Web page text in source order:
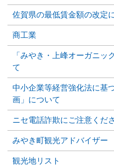
佐賀県の最低賃金額の改定
商工業
「みやき・上峰オーガニッ
て
中小企業等経営強化法に基
画」について
ニセ電話詐欺にご注意くだ
みやき町観光アドバイザー
観光地リスト